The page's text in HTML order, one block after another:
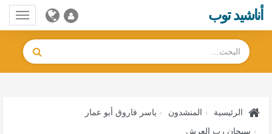
أناشيد توب
الرئيسية المنشدون
ياسر فاروق أبو عمار
سبحان رب العرش